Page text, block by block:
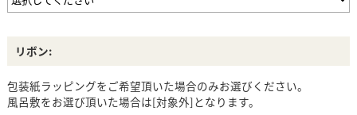
リボン:
包装紙ラッピングをご希望頂いた場合のみお選びください。
風呂敷をお選び頂いた場合は[対象外]となります。